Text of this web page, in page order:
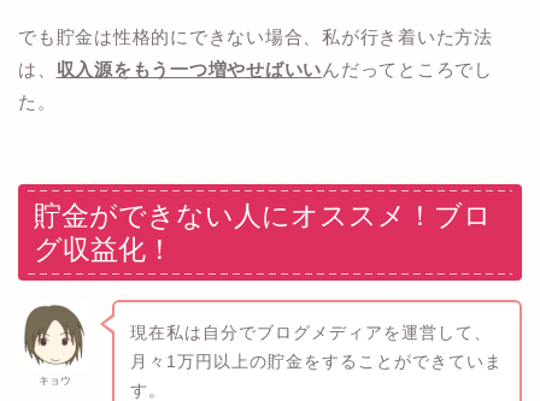
でも貯金は性格的にできない場合、私が行き着いた方法
は、 収入源をもう一つ増やせばいいんだってところでし
た。
貯金ができない人にオススメ！ブロ
グ収益化！
キョウ
現在私は自分でブログメディアを運営して、
月々1万円以上の貯金をすることができていま
す。